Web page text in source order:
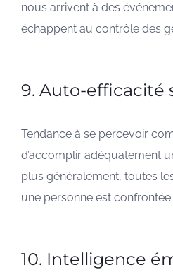
nous arrivent à des
échappent au contrôle des
9. Auto-efficacité
Tendance à se percevoir
d’accomplir adéquatement
plus généralement, toutes
une personne est
10. Intelligence